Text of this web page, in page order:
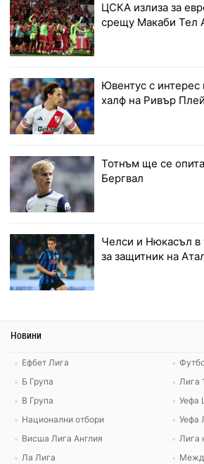
ЦСКА излиза за
срещу Макаби Тел
Ювентус с интерес
халф на Ривър
Тотнъм ще се
Бергвал
Челси и Нюкасъл в
за защитник на
Новини
Ефбет Лига
Б Група
В Група
Национални отбори
Висша Лига Англия
Ла Лига
Лига
Уефа
Уефа
Лига